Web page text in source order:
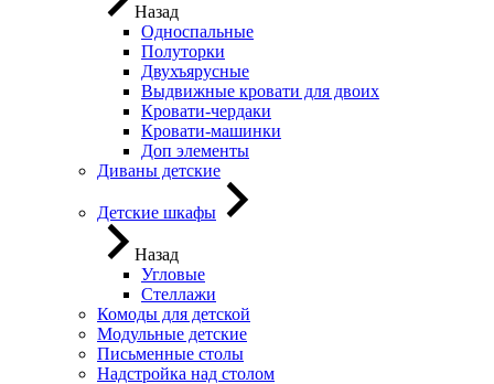
Назад
Односпальные
Полуторки
Двухъярусные
Выдвижные кровати для двоих
Кровати-чердаки
Кровати-машинки
Доп элементы
Диваны детские
Детские шкафы
Назад
Угловые
Стеллажи
Комоды для детской
Модульные детские
Письменные столы
Надстройка над столом